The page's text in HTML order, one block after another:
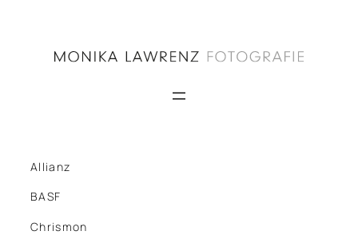
Allianz
BASF
Chrismon